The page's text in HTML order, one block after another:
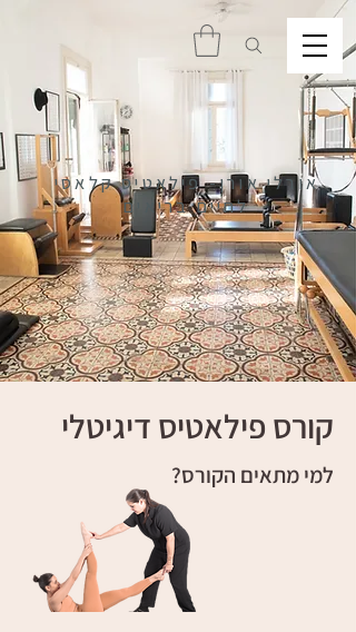
אורלי אורן- פילאטיס קלאסי
לחיים בריאים
קורס פילאטיס דיגיטלי
למי מתאים הקורס?